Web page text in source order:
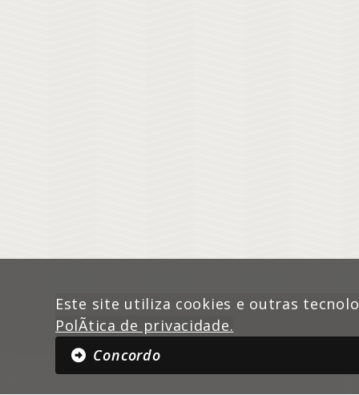
Este site utiliza cookies e outras
PolÃ­tica de privacidade.
Concordo